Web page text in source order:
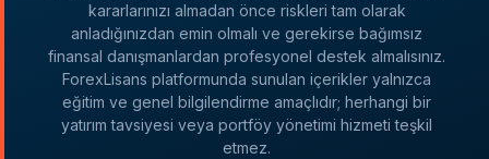
kararlarınızı almadan önce riskleri tam olarak
anladığınızdan emin olmalı ve gerekirse bağımsız
finansal danışmanlardan profesyonel destek almalısınız.
ForexLisans platformunda sunulan içerikler yalnızca
eğitim ve genel bilgilendirme amaçlıdır; herhangi bir
yatırım tavsiyesi veya portföy yönetimi hizmeti teşkil
etmez.